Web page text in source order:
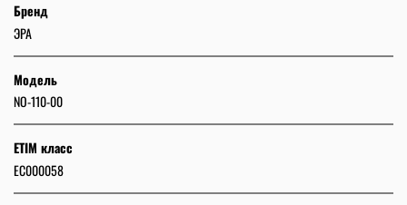
Бренд
ЭРА
Модель
NO-110-00
ETIM класс
EC000058